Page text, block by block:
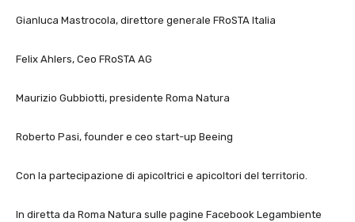
Gianluca Mastrocola, direttore generale FRoSTA Italia
Felix Ahlers, Ceo FRoSTA AG
Maurizio Gubbiotti, presidente Roma Natura
Roberto Pasi, founder e ceo start-up Beeing
Con la partecipazione di apicoltrici e apicoltori del territorio.
In diretta da Roma Natura sulle pagine Facebook Legambiente